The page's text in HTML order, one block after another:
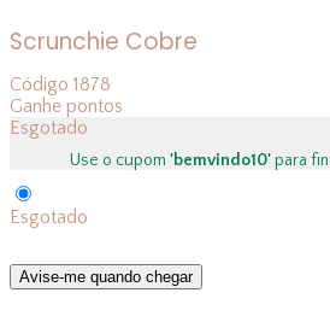
Scrunchie Cobre
Código 1878
Ganhe pontos
Esgotado
Use o cupom 'bemvindo10'para
Esgotado
Avise-me quando chegar